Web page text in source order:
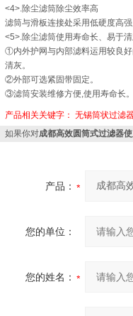
<4>.除尘滤筒除尘效率高
滤筒与滑板连接处采用低硬度高
<5>.除尘滤筒使用寿命长、易于
①内外护网与内部滤料运用较良
清灰。
②外部可选紧固带固定。
③滤筒安装维修方便,使用寿命长
产品相关关键字： 无锡筒状过滤
如果你对成都高效圆筒式过滤器
产品：
您的单位：
您的姓名：